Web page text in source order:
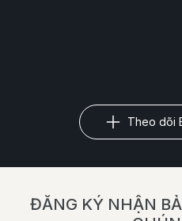
Theo dõi
ĐĂNG KÝ NHẬN